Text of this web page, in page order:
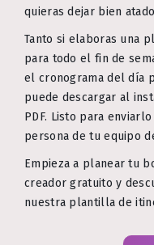
quieras dejar bien
Tanto si elaboras una
para todo el fin de
el cronograma del día
puede descargar al
PDF. Listo para
persona de tu equipo
Empieza a planear tu
creador gratuito y
nuestra plantilla de